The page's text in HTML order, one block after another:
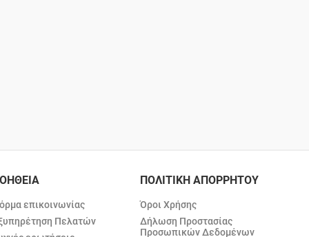
επικοινωνίας
Πελατών
ΠΟΛΙΤΙΚΗ ΑΠΟΡΡΗΤΟΥ
Όροι Χρήσης
Δήλωση Προστασίας
Προσωπικών Δεδομένων